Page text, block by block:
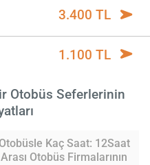
3.400 TL
1.100 TL
Otobüs Seferlerinin
Kaç Saat: 12Saat
Otobüs Firmalarının